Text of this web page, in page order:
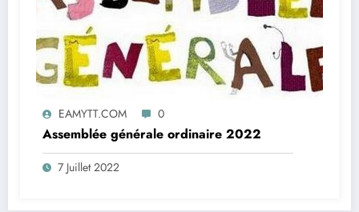
EAMYTT.COM 0
Assemblée générale ordinaire 2022
7 Juillet 2022